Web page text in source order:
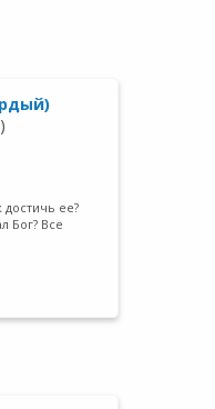
ее?
Бог? Все